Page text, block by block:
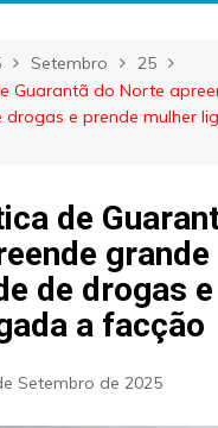
Setembro
25
Guarantã do Norte
e prende mulher
de
grande
de drogas
a facção
Setembro de 2025